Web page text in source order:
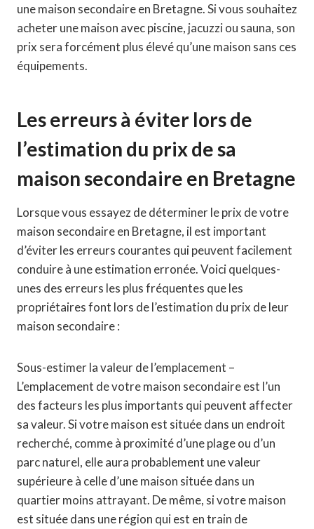
une maison secondaire en Bretagne. Si vous souhaitez
acheter une maison avec piscine, jacuzzi ou sauna, son
prix sera forcément plus élevé qu’une maison sans ces
équipements.
Les erreurs à éviter lors de
l’estimation du prix de sa
maison secondaire en Bretagne
Lorsque vous essayez de déterminer le prix de votre
maison secondaire en Bretagne, il est important
d’éviter les erreurs courantes qui peuvent facilement
conduire à une estimation erronée. Voici quelques-
unes des erreurs les plus fréquentes que les
propriétaires font lors de l’estimation du prix de leur
maison secondaire :
Sous-estimer la valeur de l’emplacement –
L’emplacement de votre maison secondaire est l’un
des facteurs les plus importants qui peuvent affecter
sa valeur. Si votre maison est située dans un endroit
recherché, comme à proximité d’une plage ou d’un
parc naturel, elle aura probablement une valeur
supérieure à celle d’une maison située dans un
quartier moins attrayant. De même, si votre maison
est située dans une région qui est en train de